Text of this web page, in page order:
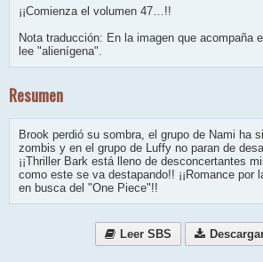
¡¡Comienza el volumen 47…!!
Nota traducción: En la imagen que acompaña
lee "alienígena".
Resumen
Brook perdió su sombra, el grupo de Nami ha
zombis y en el grupo de Luffy no paran de
¡¡Thriller Bark está lleno de desconcertantes
como este se va destapando!! ¡¡Romance por
en busca del "One Piece"!!
Leer SBS